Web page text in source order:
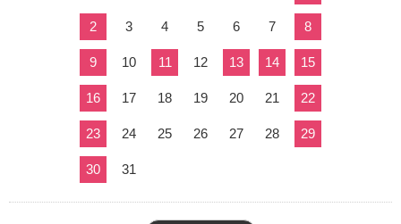
2 3 4 5 6 7 8
9 10 11 12 13 14 15
16 17 18 19 20 21 22
23 24 25 26 27 28 29
30 31